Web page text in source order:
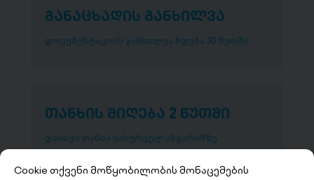
განაცხადის განხილვა
დოკუმენტაციის განხილვა ხდება 30 წუთში
თანხის მიღება 2 წუთში
დაისვი თანხა სასურველ ანგარიშზე
Cookie თქვენი მოწყობილობის მონაცემების